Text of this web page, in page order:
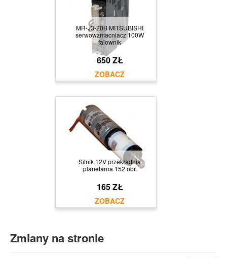
MR-J3-20B MITSUBISHI
serwowzmacniacz 100W
falownik
650 ZŁ
Silnik 12V przekładnia
planetarna 152 obr.
165 ZŁ
Zmiany na stronie